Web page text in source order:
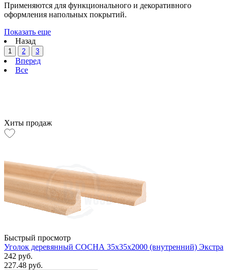
Применяются для функционального и декоративного
оформления напольных покрытий.
Показать еще
Назад
1 2 3
Вперед
Все
Хиты продаж
Быстрый просмотр
Уголок деревянный СОСНА 35х35х2000 (внутренний) Экстра
242 руб.
227.48 руб.